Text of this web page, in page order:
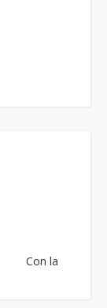
Con la